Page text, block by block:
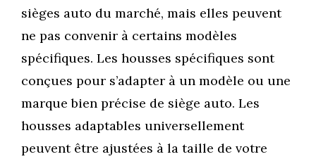
sièges auto du marché, mais elles peuvent
ne pas convenir à certains modèles
spécifiques. Les housses spécifiques sont
conçues pour s’adapter à un modèle ou une
marque bien précise de siège auto. Les
housses adaptables universellement
peuvent être ajustées à la taille de votre